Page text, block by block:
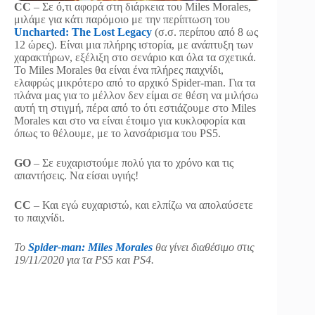
CC – Σε ό,τι αφορά στη διάρκεια του Miles Morales,
μιλάμε για κάτι παρόμοιο με την περίπτωση του
Uncharted: The Lost Legacy (σ.σ. περίπου από 8 ως
12 ώρες). Είναι μια πλήρης ιστορία, με ανάπτυξη των
χαρακτήρων, εξέλιξη στο σενάριο και όλα τα σχετικά.
Το Miles Morales θα είναι ένα πλήρες παιχνίδι,
ελαφρώς μικρότερο από το αρχικό Spider-man. Για τα
πλάνα μας για το μέλλον δεν είμαι σε θέση να μιλήσω
αυτή τη στιγμή, πέρα από το ότι εστιάζουμε στο Miles
Morales και στο να είναι έτοιμο για κυκλοφορία και
όπως το θέλουμε, με το λανσάρισμα του PS5.
GO – Σε ευχαριστούμε πολύ για το χρόνο και τις
απαντήσεις. Να είσαι υγιής!
CC – Και εγώ ευχαριστώ, και ελπίζω να απολαύσετε
το παιχνίδι.
Το Spider-man: Miles Morales θα γίνει διαθέσιμο στις
19/11/2020 για τα PS5 και PS4.